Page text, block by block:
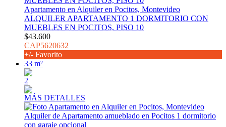
Apartamento en Alquiler en Pocitos, Montevideo
ALQUILER APARTAMENTO 1 DORMITORIO CON
MUEBLES EN POCITOS, PISO 10
$43.600
CAP5620632
+/- Favorito
33 m²
2
MÁS DETALLES